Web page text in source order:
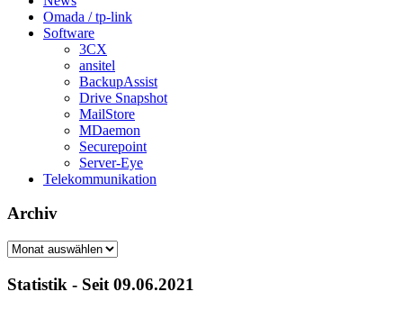
Omada / tp-link
Software
3CX
ansitel
BackupAssist
Drive Snapshot
MailStore
MDaemon
Securepoint
Server-Eye
Telekommunikation
Archiv
Archiv
Statistik - Seit 09.06.2021